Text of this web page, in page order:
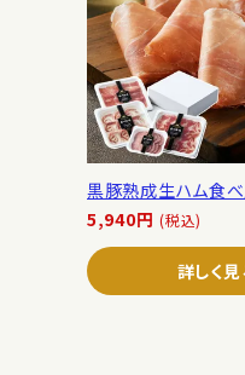
黒豚熟成生ハム食べ
5,940円 (税込)
詳しく